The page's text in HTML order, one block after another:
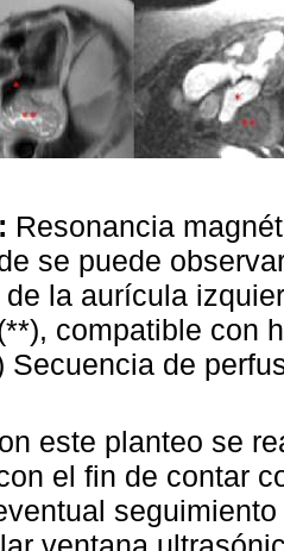
Resonancia
se puede
de la aurícula
compatible con
Secuencia de
este planteo se
el fin de contar